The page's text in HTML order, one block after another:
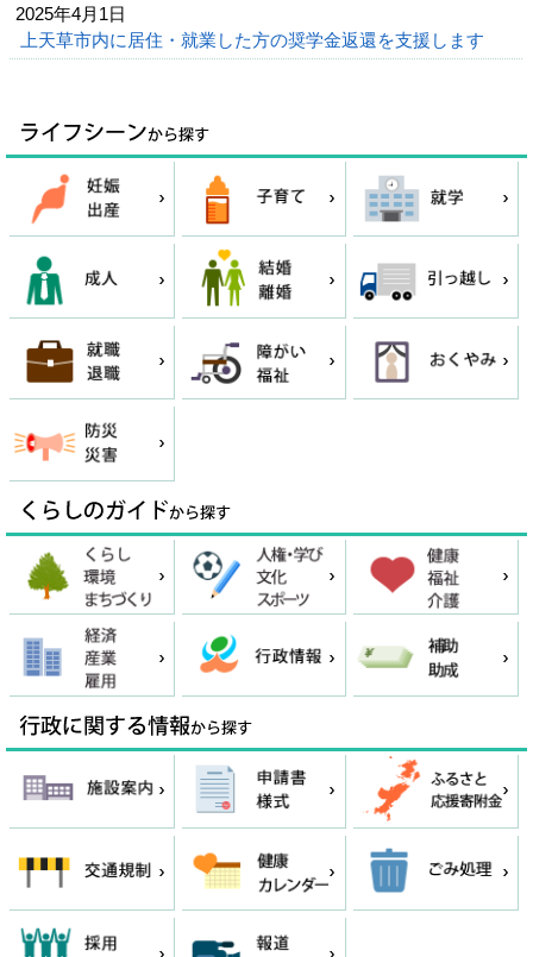
2025年4月1日
上天草市内に居住・就業した方の奨学金返還を支援します